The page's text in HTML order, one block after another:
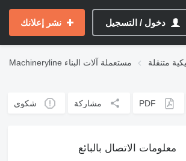
دخول / التسجيل نشر إعلانك
Machineryline مستعملة آلات البناء متنقلة
PDF مشاركة شكوى
معلومات الاتصال بالبائع